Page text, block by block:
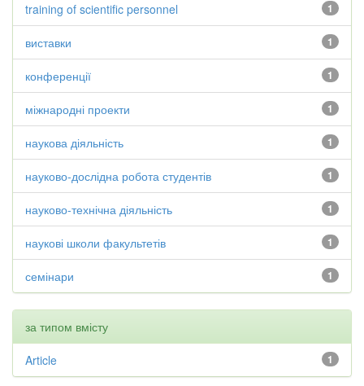
1
training of scientific personnel
1
виставки
1
конференції
1
міжнародні проекти
1
наукова діяльність
1
науково-дослідна робота студентів
1
науково-технічна діяльність
1
наукові школи факультетів
1
семінари
за типом вмісту
1
Article